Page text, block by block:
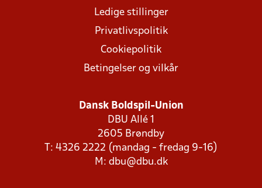
Ledige stillinger
Privatlivspolitik
Cookiepolitik
Betingelser og vilkår
Dansk Boldspil-Union
DBU Allé 1
2605 Brøndby
T: 4326 2222 (mandag - fredag 9-16)
M: dbu@dbu.dk